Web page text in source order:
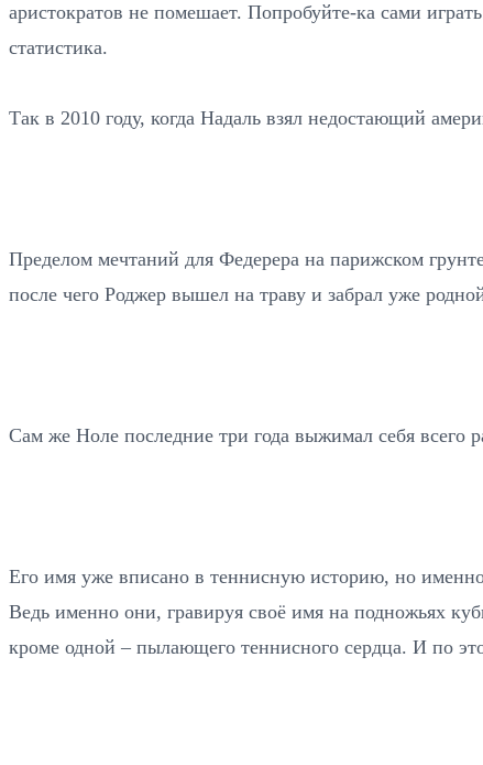
аристократов не помешает. Попробуйте-ка сами
статистика.
Так в 2010 году, когда Надаль взял недостающий
Пределом мечтаний для Федерера на парижском
после чего Роджер вышел на траву и забрал уже
Сам же Ноле последние три года выжимал себя всего
Его имя уже вписано в теннисную историю, но
Ведь именно они, гравируя своё имя на подножьях
кроме одной – пылающего теннисного сердца. И по